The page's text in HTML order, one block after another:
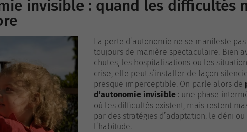
invisible : quand les difficultés
La perte d’autonomie ne se manifeste pas
toujours de manière spectaculaire. Bien
chutes, les hospitalisations ou les
crise, elle peut s’installer de façon
presque imperceptible. On parle alors de
d’autonomie invisible : une phase
où les difficultés existent, mais restent
par des stratégies d’adaptation, le déni ou
l’habitude.